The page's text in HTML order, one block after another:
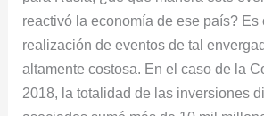
reactivó la economía de ese país? Es
realización de eventos de tal
altamente costosa. En el caso de la
2018, la totalidad de las inversiones